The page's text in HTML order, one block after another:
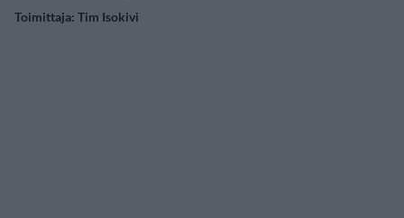
Toimittaja: Tim Isokivi